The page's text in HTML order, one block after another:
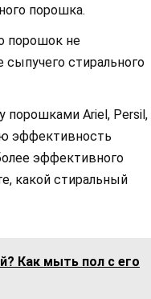
порошка.
порошок не
стирального
Ariel, Persil,
эффективность
эффективного
какой стиральный
Как мыть пол с его